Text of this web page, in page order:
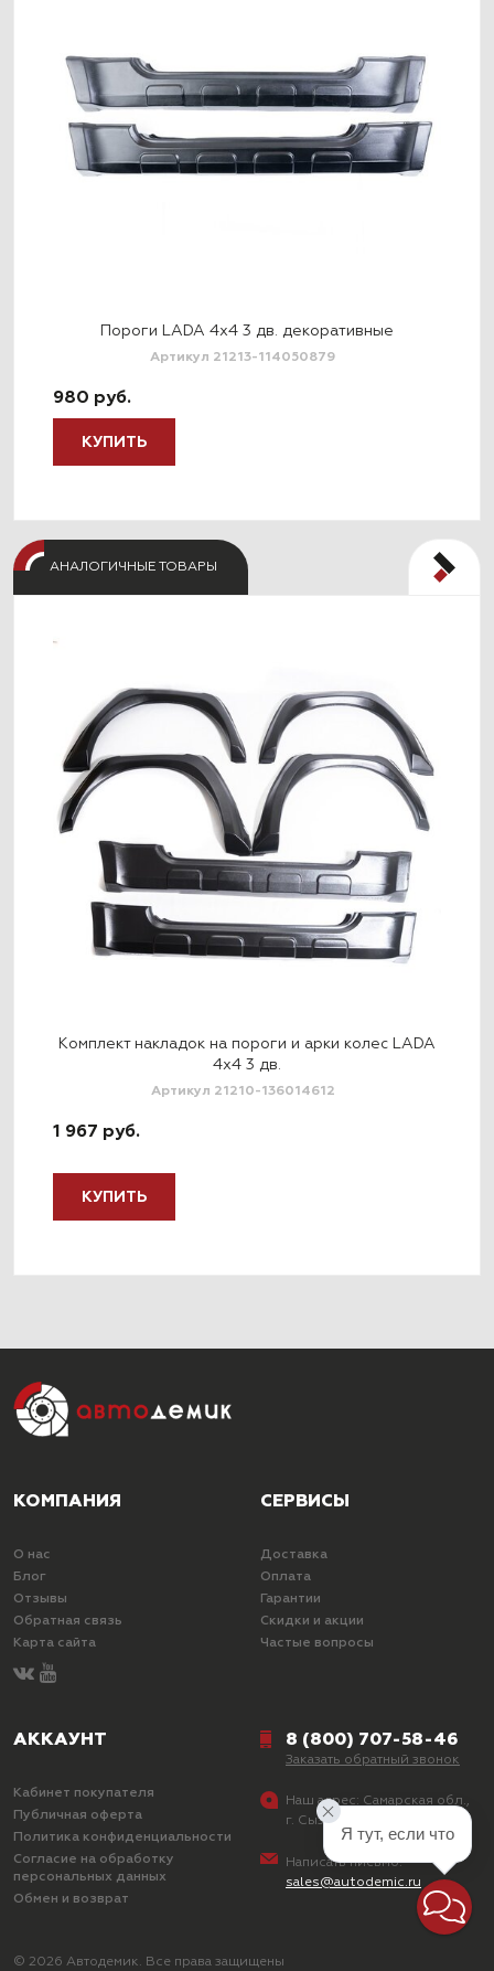
Пороги LADA 4x4 3 дв. декоративные
Артикул 21213-114050879
980 руб.
КУПИТЬ
АНАЛОГИЧНЫЕ ТОВАРЫ
Комплект накладок на пороги и арки колес LADA
4x4 3 дв.
Артикул 21210-136014612
1 967 руб.
КУПИТЬ
КОМПАНИЯ
О нас
Блог
Отзывы
Обратная связь
Карта сайта
СЕРВИСЫ
Доставка
Оплата
Гарантии
Скидки и акции
Частые вопросы
АККАУНТ
Кабинет покупателя
Публичная оферта
Политика конфиденциальности
Согласие на обработку
персональных данных
Обмен и возврат
8 (800) 707-58-46
Заказать обратный звонок
Наш адрес: Самарская обл.,
г. Сызрань, ул. Лазо, д. 25
Написать письмо:
sales@autodemic.ru
© 2026 Автодемик. Все права защищены
Я тут, если что